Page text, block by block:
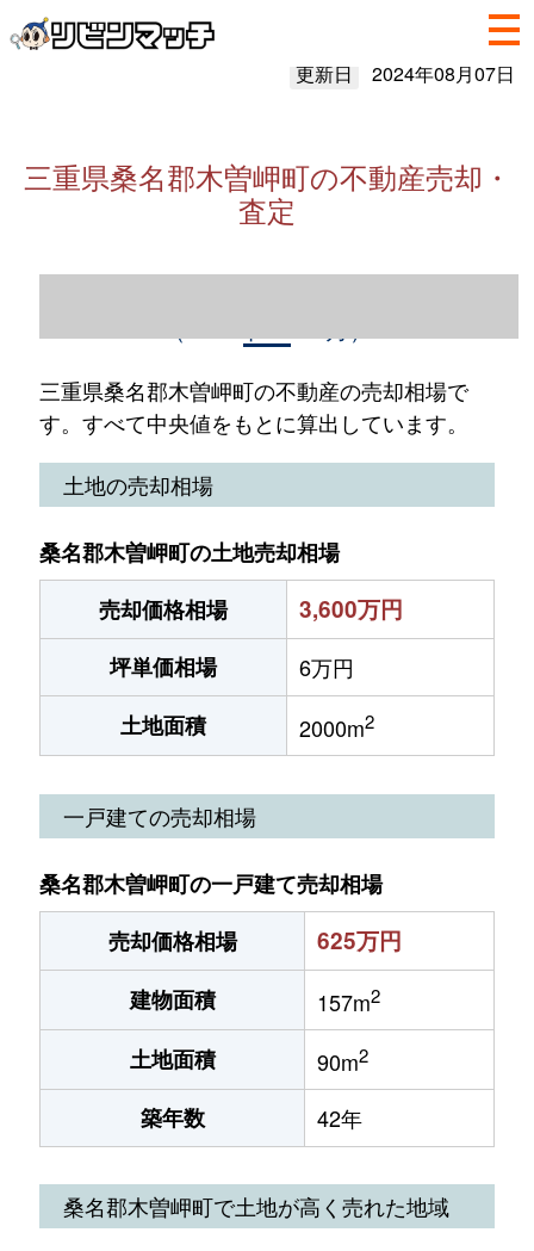
更新日 2024年08月07日
三重県桑名郡木曽岬町の不動産売却・
査定
三重県桑名郡木曽岬町の不動産の売却相場で
す。すべて中央値をもとに算出しています。
土地の売却相場
桑名郡木曽岬町の土地売却相場
売却価格相場
3,600万円
坪単価相場
6万円
土地面積
2000m2
一戸建ての売却相場
桑名郡木曽岬町の一戸建て売却相場
売却価格相場
625万円
建物面積 157m2
土地面積 90m2
築年数 42年
桑名郡木曽岬町で土地が高く売れた地域